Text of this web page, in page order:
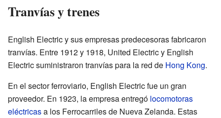
Tranvías y trenes
English Electric y sus empresas predecesoras fabricaron
tranvías. Entre 1912 y 1918, United Electric y English
Electric suministraron tranvías para la red de Hong Kong.
En el sector ferroviario, English Electric fue un gran
proveedor. En 1923, la empresa entregó locomotoras
eléctricasa los Ferrocarriles de Nueva Zelanda. Estas